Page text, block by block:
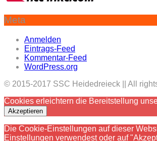
Meta
Anmelden
Eintrags-Feed
Kommentar-Feed
WordPress.org
© 2015-2017 SSC Heidedreieck || All
Cookies erleichtern die Bereitstellung
Akzeptieren
Die Cookie-Einstellungen auf dieser
Einstellungen verwendest oder auf